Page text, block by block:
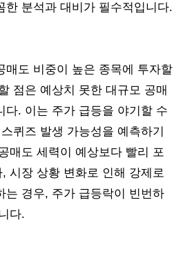
한 분석과 대비가 필수적입니다.
매도 비중이 높은 종목에 투자할
점은 예상치 못한 대규모 공매
다. 이는 주가 급등을 야기할 수
퀴즈 발생 가능성을 예측하기
매도 세력이 예상보다 빨리 포
시장 상황 변화로 인해 강제로
는 경우, 주가 급등락이 빈번하
다.